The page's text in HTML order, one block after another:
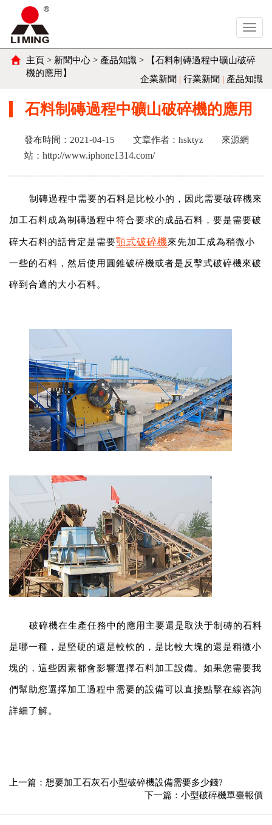
主頁 > 新聞中心 > 產品知識 > 【石料制磚過程中礦山破碎
機的應用】
企業新聞 | 行業新聞 | 產品知識
石料制磚過程中礦山破碎機的應用
發布時間：2021-04-15 文章作者：hsktyz
來源網
站： http://www.iphone1314.com/
制磚過程中需要的石料是比較小的，因此需要破碎機來
加工石料成為制磚過程中符合要求的成品石料，要是需要破
碎大石料的話肯定是需要顎式破碎機來先加工成為稍微小
一些的石料，然后使用圓錐破碎機或者是反擊式破碎機來破
碎到合適的大小石料。
破碎機在生產任務中的應用主要還是取決于制磚的石料
是哪一種，是堅硬的還是較軟的，是比較大塊的還是稍微小
塊的，這些因素都會影響選擇石料加工設備。如果您需要我
們幫助您選擇加工過程中需要的設備可以直接點擊在線咨詢
詳細了解。
上一篇： 想要加工石灰石小型破碎機設備需要多少錢?
下一篇： 小型破碎機單臺報價